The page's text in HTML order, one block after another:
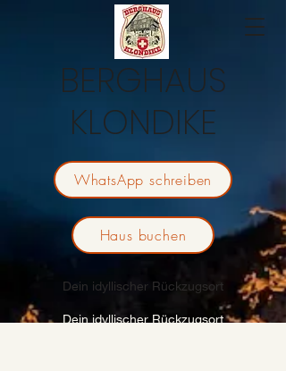
BERGHAUS
KLONDIKE
Dein idyllischer Rückzugsort
Dein idyllischer Rückzugsort
Haus buchen
WhatsApp schreiben